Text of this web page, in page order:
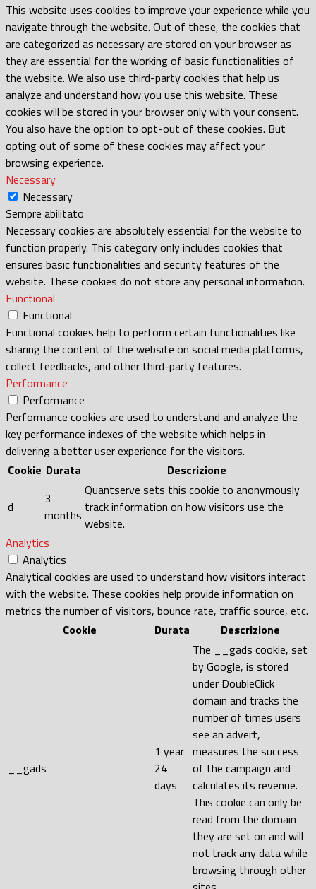
This website uses cookies to improve your experience while you
navigate through the website. Out of these, the cookies that
are categorized as necessary are stored on your browser as
they are essential for the working of basic functionalities of
the website. We also use third-party cookies that help us
analyze and understand how you use this website. These
cookies will be stored in your browser only with your consent.
You also have the option to opt-out of these cookies. But
opting out of some of these cookies may affect your
browsing experience.
Necessary
Necessary
Sempre abilitato
Necessary cookies are absolutely essential for the website to
function properly. This category only includes cookies that
ensures basic functionalities and security features of the
website. These cookies do not store any personal information.
Functional
Functional
Functional cookies help to perform certain functionalities like
sharing the content of the website on social media platforms,
collect feedbacks, and other third-party features.
Performance
Performance
Performance cookies are used to understand and analyze the
key performance indexes of the website which helps in
delivering a better user experience for the visitors.
Cookie Durata Descrizione
d
3
months
Quantserve sets this cookie to anonymously
track information on how visitors use the
website.
Analytics
Analytics
Analytical cookies are used to understand how visitors interact
with the website. These cookies help provide information on
metrics the number of visitors, bounce rate, traffic source, etc.
Cookie
Durata Descrizione
__gads
1 year
24
days
The __gads cookie, set
by Google, is stored
under DoubleClick
domain and tracks the
number of times users
see an advert,
measures the success
of the campaign and
calculates its revenue.
This cookie can only be
read from the domain
they are set on and will
not track any data while
browsing through other